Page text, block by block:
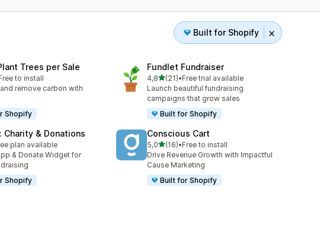
Built for Shopify
Trees per Sale
recenzji: 36
to install
remove carbon with
Shopify
Fundlet Fundraiser
4,8na 5 gwiazdek
(21)
Łączna liczba recenzji: 21
•Free trial available
Launch beautiful fundraising
campaigns that grow sales
Built for Shopify
Charity & Donations
recenzji: 7
plan available
& Donate Widget for
Shopify
Conscious Cart
5,0na 5 gwiazdek
(16)
Łączna liczba recenzji: 16
•Free to install
Drive Revenue Growth with Impactful
Cause Marketing
Built for Shopify